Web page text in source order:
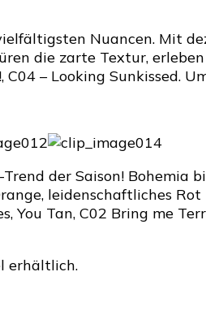
Nuancen. Mit
die zarte Textur,
C04 – Looking Sunkissed.
der Saison! Bohemia
leidenschaftliches
Tan, C02 Bring me
erhältlich.